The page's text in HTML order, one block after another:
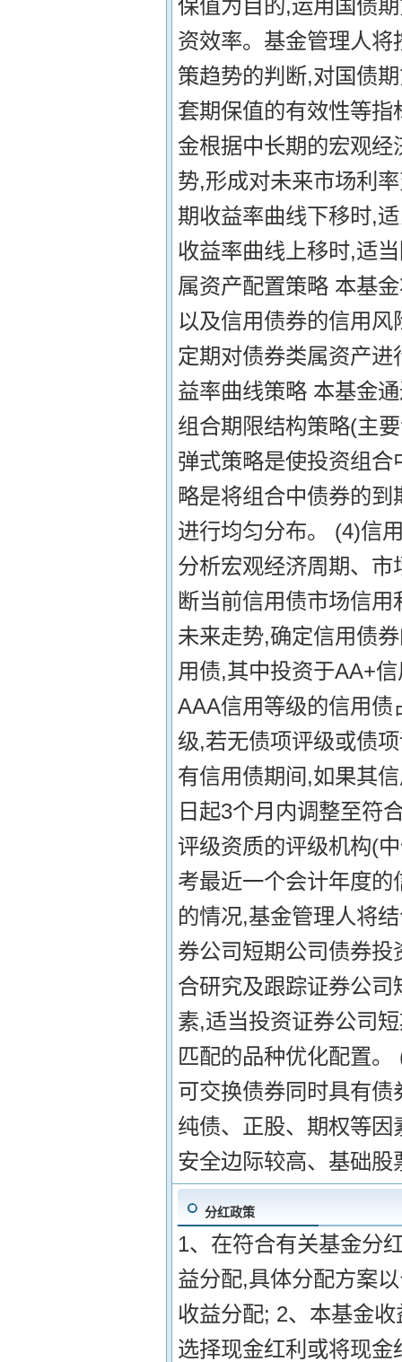
保值为目的,运用国债
资效率。基金管理人
策趋势的判断,对国债
套期保值的有效性等
金根据中长期的宏观
势,形成对未来市场利
期收益率曲线下移时,
收益率曲线上移时,适
属资产配置策略 本基
以及信用债券的信用
定期对债券类属资产
益率曲线策略 本基金
组合期限结构策略(主
弹式策略是使投资组
略是将组合中债券的
进行均匀分布。 (4)信
分析宏观经济周期、
断当前信用债市场信
未来走势,确定信用债
用债,其中投资于AA+
AAA信用等级的信用债
级,若无债项评级或债
有信用债期间,如果其
日起3个月内调整至符
评级资质的评级机构(
考最近一个会计年度
的情况,基金管理人将
券公司短期公司债券
合研究及跟踪证券公
素,适当投资证券公司
匹配的品种优化配置
可交换债券同时具有
纯债、正股、期权等
安全边际较高、基础
分红政策
1、在符合有关基金分
益分配,具体分配方案
收益分配; 2、本基金
选择现金红利或将现